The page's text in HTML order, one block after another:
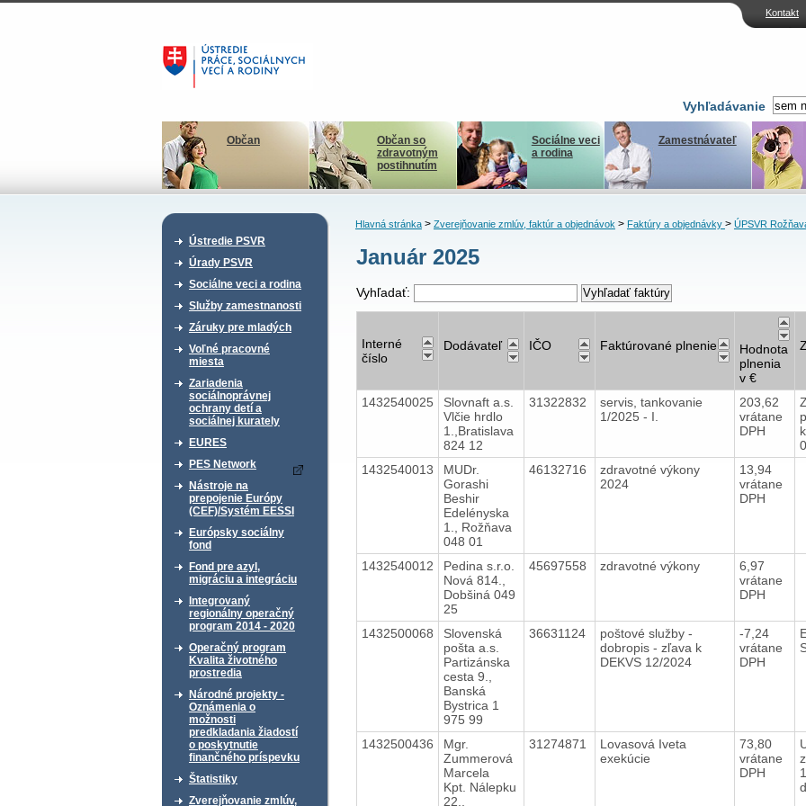
Kontakt
Vyhľadávanie
Občan
Občan so
zdravotným
postihnutím
Sociálne veci
a rodina
Zamestnávateľ
Ústredie PSVR
Úrady PSVR
Sociálne veci a rodina
Služby zamestnanosti
Záruky pre mladých
Voľné pracovné
miesta
Zariadenia
sociálnoprávnej
ochrany detí a
sociálnej kurately
EURES
PES Network
Nástroje na
prepojenie Európy
(CEF)/Systém EESSI
Európsky sociálny
fond
Fond pre azyl,
migráciu a integráciu
Integrovaný
regionálny operačný
program 2014 - 2020
Operačný program
Kvalita životného
prostredia
Národné projekty -
Oznámenia o
možnosti
predkladania žiadostí
o poskytnutie
finančného príspevku
Štatistiky
Zverejňovanie zmlúv,
Hlavná stránka> Zverejňovanie zmlúv, faktúr a objednávok> Faktúry a objednávky > ÚPSVR
Január 2025
Vyhľadať:
Interné
číslo
Dodávateľ IČO Faktúrované plnenie
Hodnota
plnenia
v €
1432540025
Slovnaft a.s.
Vlčie hrdlo
1.,Bratislava
824 12
31322832
servis, tankovanie
1/2025 - I.
203,62
vrátane
DPH
1432540013
MUDr.
Gorashi
Beshir
Edelényska
1., Rožňava
048 01
46132716
zdravotné výkony
2024
13,94
vrátane
DPH
1432540012
Pedina s.r.o.
Nová 814.,
Dobšiná 049
25
45697558 zdravotné výkony
6,97
vrátane
DPH
1432500068
Slovenská
pošta a.s.
Partizánska
cesta 9.,
Banská
Bystrica 1
975 99
36631124
poštové služby -
dobropis - zľava k
DEKVS 12/2024
-7,24
vrátane
DPH
1432500436
Mgr.
Zummerová
Marcela
Kpt. Nálepku
22.,
31274871
Lovasová Iveta
exekúcie
73,80
vrátane
DPH